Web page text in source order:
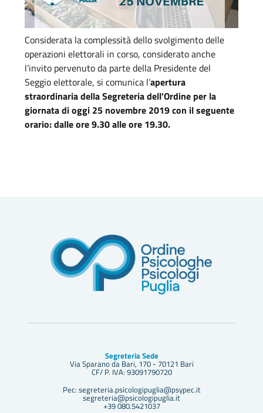
Considerata la complessità dello svolgimento delle
operazioni elettorali in corso, considerato anche
l’invito pervenuto da parte della Presidente del
Seggio elettorale, si comunica l’apertura
straordinaria della Segreteria dell’Ordine per la
giornata di oggi 25 novembre 2019 con il seguente
orario: dalle ore 9.30 alle ore 19.30.
Segreteria Sede
Via Sparano da Bari, 170 - 70121 Bari
CF/ P. IVA: 93091790720
Pec: segreteria.psicologipuglia@psypec.it
segreteria@psicologipuglia.it
+39 080.5421037